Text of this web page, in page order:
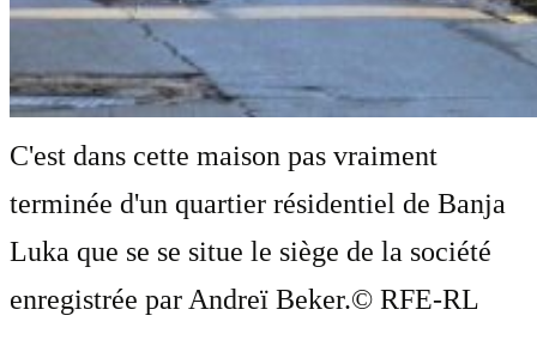
C'est dans cette maison pas vraiment
terminée d'un quartier résidentiel de Banja
Luka que se se situe le siège de la société
enregistrée par Andreï Beker.© RFE-RL